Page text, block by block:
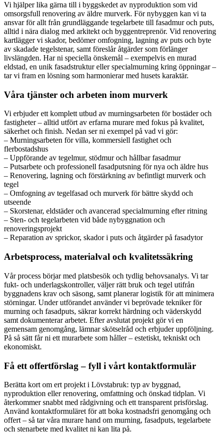
Vi hjälper lika gärna till i byggskedet av nyproduktion som vid
omsorgsfull renovering av äldre murverk. För nybyggen kan vi ta
ansvar för allt från grundläggande tegelarbete till fasadmur och puts,
alltid i nära dialog med arkitekt och byggentreprenör. Vid renovering
kartlägger vi skador, bedömer omfogning, lagning av puts och byte
av skadade tegelstenar, samt föreslår åtgärder som förlänger
livslängden. Har ni speciella önskemål – exempelvis en murad
eldstad, en unik fasadstruktur eller specialmurning kring öppningar –
tar vi fram en lösning som harmonierar med husets karaktär.
Våra tjänster och arbeten inom murverk
Vi erbjuder ett komplett utbud av murningsarbeten för bostäder och
fastigheter – alltid utfört av erfarna murare med fokus på kvalitet,
säkerhet och finish. Nedan ser ni exempel på vad vi gör:
– Murningsarbeten för villa, kommersiell fastighet och
flerbostadshus
– Uppförande av tegelmur, stödmur och hållbar fasadmur
– Putsarbete och professionell fasadputsning för nya och äldre hus
– Renovering, lagning och förstärkning av befintligt murverk och
tegel
– Omfogning av tegelfasad och murverk för bättre skydd och
utseende
– Skorstenar, eldstäder och avancerad specialmurning efter ritning
– Sten- och tegelarbeten vid både nybyggnation och
renoveringsprojekt
– Reparation av sprickor, skador i puts och åtgärder på fasadytor
Arbetsprocess, materialval och kvalitetssäkring
Vår process börjar med platsbesök och tydlig behovsanalys. Vi tar
fukt- och underlagskontroller, väljer rätt bruk och tegel utifrån
byggnadens krav och säsong, samt planerar logistik för att minimera
störningar. Under utförandet använder vi beprövade tekniker för
murning och fasadputs, säkrar korrekt härdning och väderskydd
samt dokumenterar arbetet. Efter avslutat projekt gör vi en
gemensam genomgång, lämnar skötselråd och erbjuder uppföljning.
På så sätt får ni ett murarbete som håller – estetiskt, tekniskt och
ekonomiskt.
Få ett offertförslag – fyll i vårt kontaktformulär
Berätta kort om ert projekt i Lövstabruk: typ av byggnad,
nyproduktion eller renovering, omfattning och önskad tidplan. Vi
återkommer snabbt med rådgivning och ett transparent prisförslag.
Använd kontaktformuläret för att boka kostnadsfri genomgång och
offert – så tar våra murare hand om murning, fasadputs, tegelarbete
och stenarbete med kvalitet ni kan lita på.